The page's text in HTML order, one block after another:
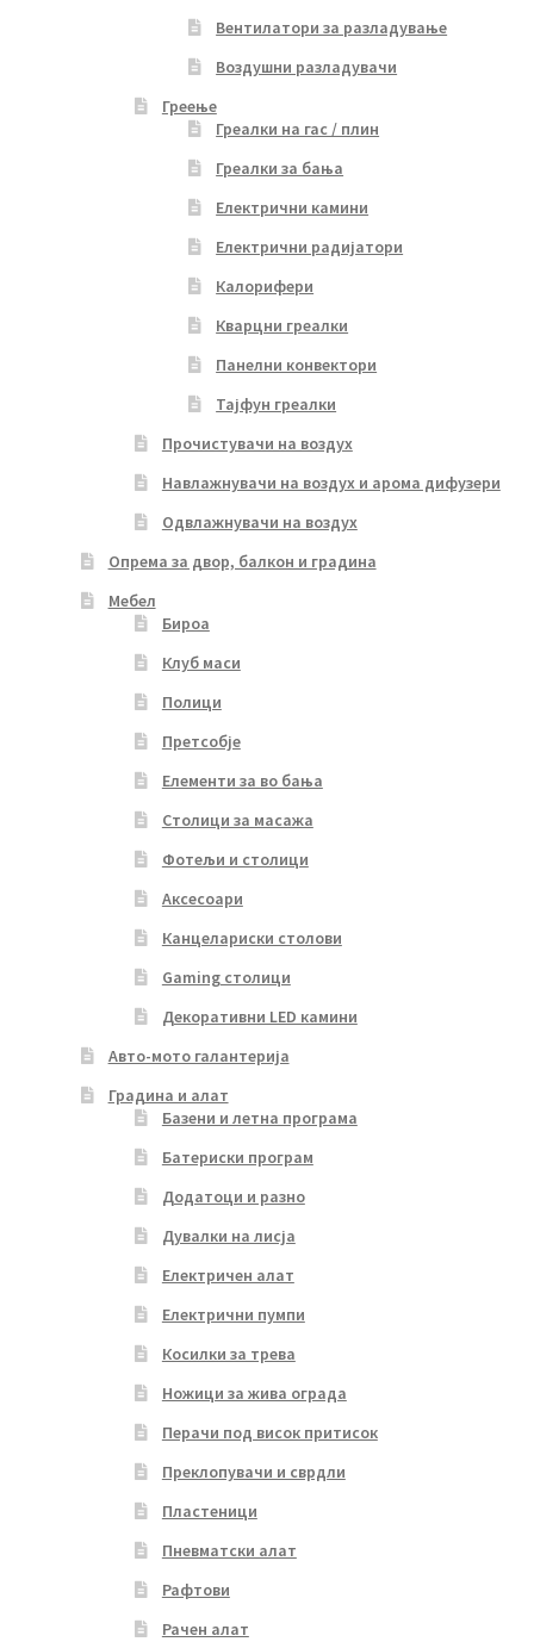
Вентилатори за разладување
Воздушни разладувачи
Греење
Греалки на гас / плин
Греалки за бања
Електрични камини
Електрични радијатори
Калорифери
Кварцни греалки
Панелни конвектори
Тајфун греалки
Прочистувачи на воздух
Навлажнувачи на воздух и арома дифузери
Одвлажнувачи на воздух
Опрема за двор, балкон и градина
Мебел
Бироа
Клуб маси
Полици
Претсобје
Елементи за во бања
Столици за масажа
Фотељи и столици
Аксесоари
Канцелариски столови
Gaming столици
Декоративни LED камини
Авто-мото галантерија
Градина и алат
Базени и летна програма
Батериски програм
Додатоци и разно
Дувалки на лисја
Електричен алат
Електрични пумпи
Косилки за трева
Ножици за жива ограда
Перачи под висок притисок
Преклопувачи и сврдли
Пластеници
Пневматски алат
Рафтови
Рачен алат